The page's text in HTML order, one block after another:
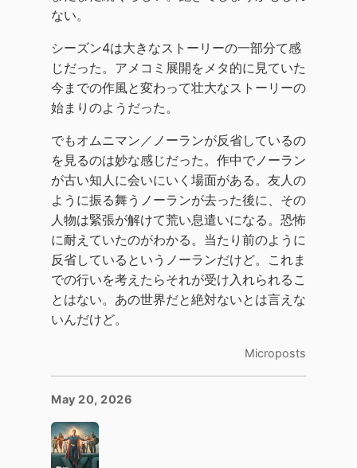
ない。
シーズン4は大きなストーリーの一部分て感
じだった。アメコミ展開をメタ的に見ていた
今までの作風と変わって壮大なストーリーの
始まりのようだった。
でもオムニマン／ノーランが反省しているの
を見るのは妙な感じだった。作中でノーラン
が古い知人に会いにいく場面がある。友人の
ように振る舞うノーランが去った後に、その
人物は緊張が解けて荒い息遣いになる。恐怖
に耐えていたのがわかる。当たり前のように
反省しているというノーランだけど。これま
での行いを考えたらそれが受け入れられるこ
とはない。あの世界だと絶対ないとは言えな
いんだけど。
Microposts
May 20, 2026